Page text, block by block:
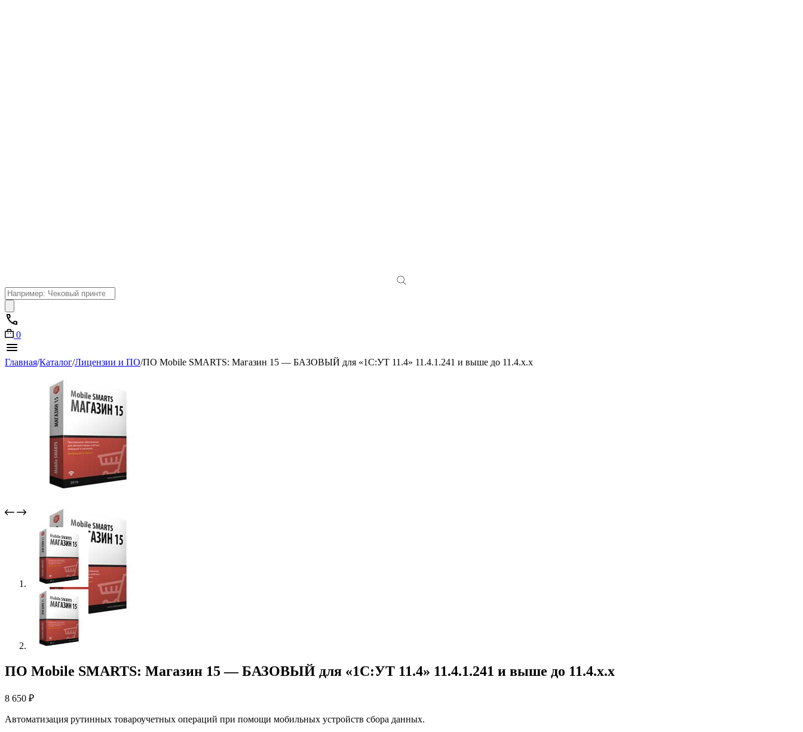
Поиск
товаров
0
Главная/Каталог/Лицензии и ПО/ПО Mobile SMARTS: Магазин 15 — БАЗОВЫЙ для «1С:УТ 11.4» 11.4.1.241 и выше до 11.4.x.x
ПО Mobile SMARTS: Магазин 15 — БАЗОВЫЙ для «1С:УТ 11.4» 11.4.1.241 и выше до 11.4.x.x
8 650 ₽
Автоматизация рутинных товароучетных операций при помощи мобильных устройств сбора данных.